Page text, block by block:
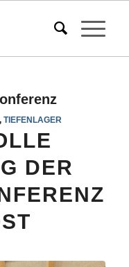
,TIEFENLAGER
DER